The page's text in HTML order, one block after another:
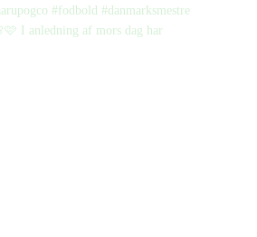
I anledning af mors dag har